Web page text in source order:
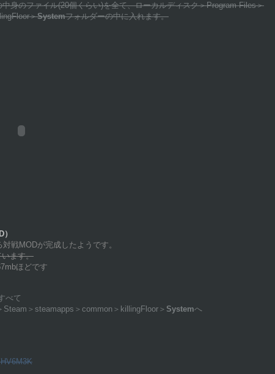
身のファイル(20個くらい)を全て、ローカルディスク＞Program Files＞
＞Systemフォルダーの中に入れます。
戦MODが完成したようです。
ます。
ほどです
べて
＞steamapps＞common＞killingFloor＞ Systemへ